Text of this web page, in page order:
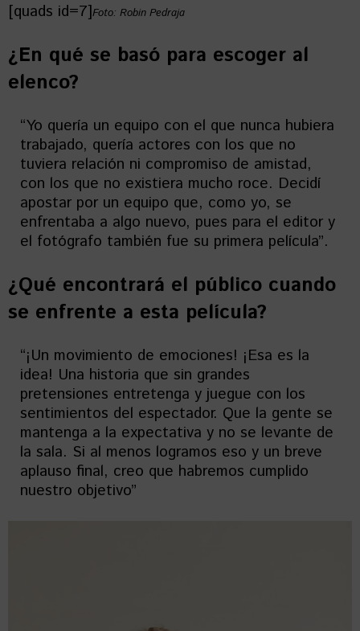
[quads id=7]Foto: Robin Pedraja
¿En qué se basó para escoger al
elenco?
“Yo quería un equipo con el que nunca hubiera
trabajado, quería actores con los que no
tuviera relación ni compromiso de amistad,
con los que no existiera mucho roce. Decidí
apostar por un equipo que, como yo, se
enfrentaba a algo nuevo, pues para el editor y
el fotógrafo también fue su primera película”.
¿Qué encontrará el público cuando
se enfrente a esta película?
“¡Un movimiento de emociones! ¡Esa es la
idea! Una historia que sin grandes
pretensiones entretenga y juegue con los
sentimientos del espectador. Que la gente se
mantenga a la expectativa y no se levante de
la sala. Si al menos logramos eso y un breve
aplauso final, creo que habremos cumplido
nuestro objetivo”